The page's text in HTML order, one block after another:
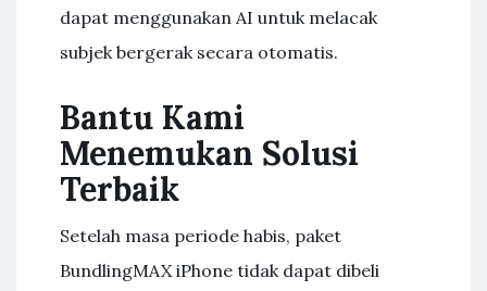
dapat menggunakan AI untuk melacak
subjek bergerak secara otomatis.
Bantu Kami
Menemukan Solusi
Terbaik
Setelah masa periode habis, paket
BundlingMAX iPhone tidak dapat dibeli